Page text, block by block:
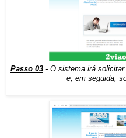
Passo 03- O sistema irá solicitar
e, em seguida,